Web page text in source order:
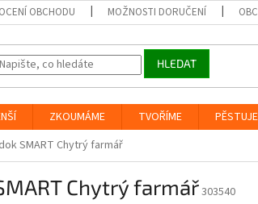
OBCHODU MOŽNOSTI DORUČENÍ
HLEDAT
ZKOUMÁME TVOŘÍME
SMART Chytrý farmář
Chytrý farmář303540